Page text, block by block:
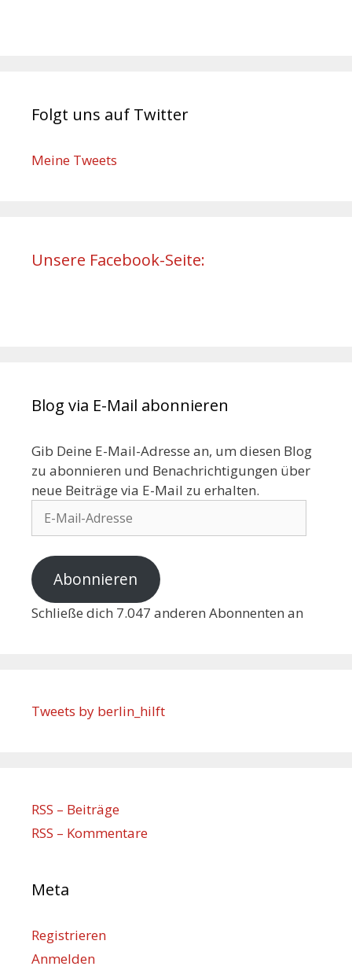
Folgt uns auf Twitter
Meine Tweets
Unsere Facebook-Seite:
Blog via E-Mail abonnieren
Gib Deine E-Mail-Adresse an, um diesen Blog
zu abonnieren und Benachrichtigungen über
neue Beiträge via E-Mail zu erhalten.
Abonnieren
Schließe dich 7.047 anderen Abonnenten an
Tweets by berlin_hilft
RSS – Beiträge
RSS – Kommentare
Meta
Registrieren
Anmelden